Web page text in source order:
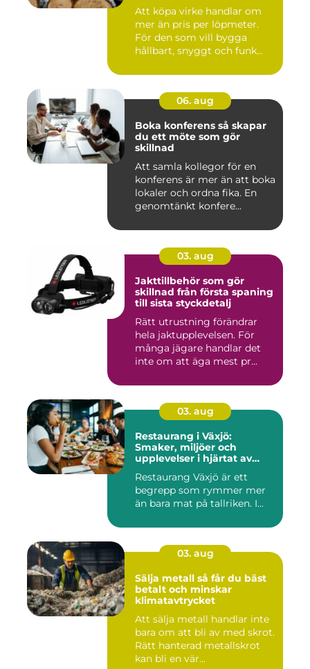
Att köpa virke handlar om
mer än pris per löpmeter.
För den som vill bygga
hållbart, snyggt och funk...
06. aug
Boka konferens så skapar
du ett möte som gör
skillnad
Att samla kollegor för en
konferens är mer än att boka
lokaler och ordna fika. En
genomtänkt konfere...
03. aug
Jakttillbehör som gör
skillnad från första spaning
till sista styckdetalj
Rätt utrustning förändrar
hela jaktupplevelsen. För
många jägare handlar det
inte om att äga mest pr...
03. aug
Restaurang i Växjö:
Smaker, miljöer och
upplevelser i hjärtat av
Restaurang Växjö är ett
begrepp som rymmer mer
än bara mat på tallriken. I...
03. aug
Sälja metall så får du bäst
betalt och minskar
klimatavtrycket
Att sälja metall handlar inte
bara om att bli av med skrot.
Rätt hanterad metallskrot
kan bli en vär...